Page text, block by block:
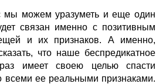
мы можем уразуметь и еще один
связан именно с позитивным
и их признаков. А именно,
что наше беспредикатное
имеет своею целью спасти
всеми ее реальными признаками.